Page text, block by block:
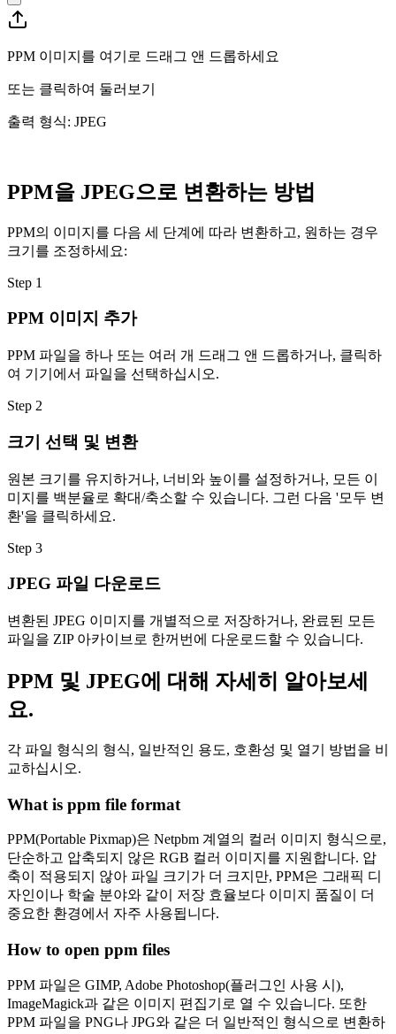
PPM 이미지를 여기로 드래그 앤 드롭하세요
또는 클릭하여 둘러보기
출력 형식: JPEG
PPM을 JPEG으로 변환하는 방법
PPM의 이미지를 다음 세 단계에 따라 변환하고, 원하는 경우
크기를 조정하세요:
Step 1
PPM 이미지 추가
PPM 파일을 하나 또는 여러 개 드래그 앤 드롭하거나, 클릭하
여 기기에서 파일을 선택하십시오.
Step 2
크기 선택 및 변환
원본 크기를 유지하거나, 너비와 높이를 설정하거나, 모든 이
미지를 백분율로 확대/축소할 수 있습니다. 그런 다음 '모두 변
환'을 클릭하세요.
Step 3
JPEG 파일 다운로드
변환된 JPEG 이미지를 개별적으로 저장하거나, 완료된 모든
파일을 ZIP 아카이브로 한꺼번에 다운로드할 수 있습니다.
PPM 및 JPEG에 대해 자세히 알아보세
요.
각 파일 형식의 형식, 일반적인 용도, 호환성 및 열기 방법을 비
교하십시오.
What is ppm file format
PPM(Portable Pixmap)은 Netpbm 계열의 컬러 이미지 형식으로,
단순하고 압축되지 않은 RGB 컬러 이미지를 지원합니다. 압
축이 적용되지 않아 파일 크기가 더 크지만, PPM은 그래픽 디
자인이나 학술 분야와 같이 저장 효율보다 이미지 품질이 더
중요한 환경에서 자주 사용됩니다.
How to open ppm files
PPM 파일은 GIMP, Adobe Photoshop(플러그인 사용 시),
ImageMagick과 같은 이미지 편집기로 열 수 있습니다. 또한
PPM 파일을 PNG나 JPG와 같은 더 일반적인 형식으로 변환하